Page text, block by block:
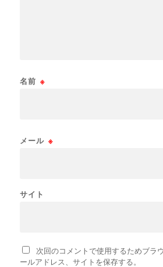
名前 ※
メール ※
サイト
次回のコメントで使用するためブラ
ールアドレス、サイトを保存する。